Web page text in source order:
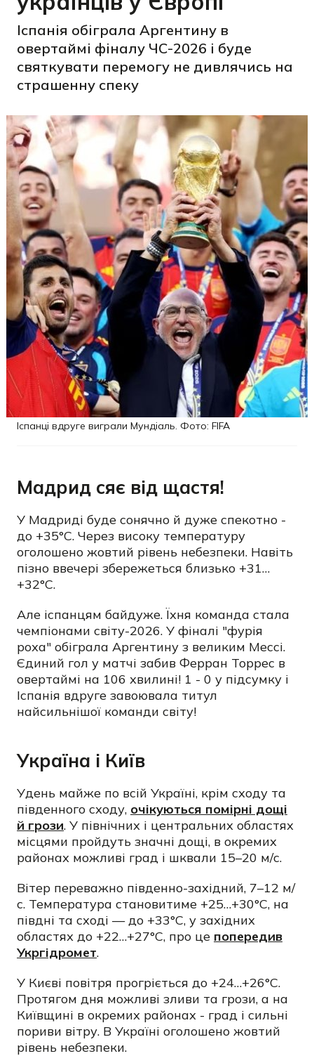
Іспанія обіграла Аргентину в
овертаймі фіналу ЧС-2026 і буде
святкувати перемогу не дивлячись на
cтрашенну спеку
Іспанці вдруге виграли Мундіаль. Фото: FIFA
Мадрид сяє від щастя!
У Мадриді буде сонячно й дуже спекотно -
до +35°C. Через високу температуру
оголошено жовтий рівень небезпеки. Навіть
пізно ввечері збережеться близько +31…
+32°C.
Але іспанцям байдуже. Їхня команда стала
чемпіонами світу-2026. У фіналі "фурія
роха" обіграла Аргентину з великим Мессі.
Єдиний гол у матчі забив Ферран Торрес в
овертаймі на 106 хвилині! 1 - 0 у підсумку і
Іспанія вдруге завоювала титул
найсильнішої команди світу!
Україна і Київ
Удень майже по всій Україні, крім сходу та
південного сходу, очікуються помірні дощі
й грози. У північних і центральних областях
місцями пройдуть значні дощі, в окремих
районах можливі град і шквали 15–20 м/с.
Вітер переважно південно-західний, 7–12 м/
с. Температура становитиме +25…+30°C, на
півдні та сході — до +33°C, у західних
областях до +22…+27°C, про це попередив
Укргідромет.
У Києві повітря прогріється до +24…+26°C.
Протягом дня можливі зливи та грози, а на
Київщині в окремих районах - град і сильні
пориви вітру. В Україні оголошено жовтий
рівень небезпеки.